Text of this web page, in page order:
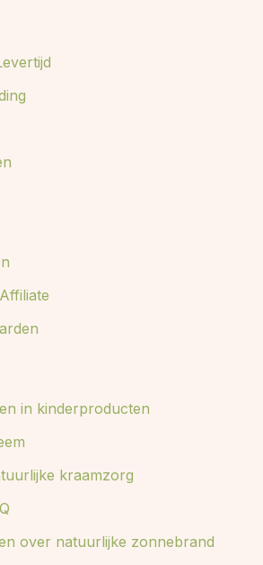
in kinderproducten
kraamzorg
over natuurlijke zonnebrand